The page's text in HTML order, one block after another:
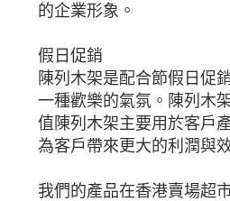
的企業形象。
假日促銷
陳列木架是配合節假日促
一種歡樂的氣氛。陳列木
值陳列木架主要用於客戶
為客戶帶來更大的利潤與
我們的產品在香港賣場超